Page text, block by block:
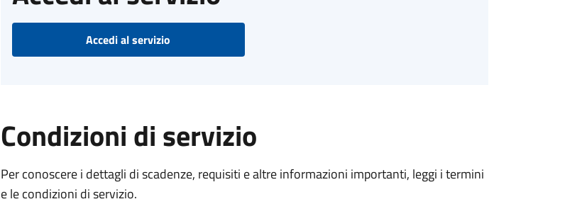
Accedi al servizio
Condizioni di servizio
Per conoscere i dettagli di scadenze, requisiti e altre informazioni importanti, leggi i termini
e le condizioni di servizio.